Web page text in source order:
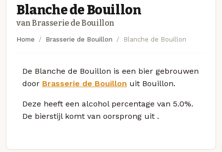
Blanche de Bouillon
van Brasserie de Bouillon
Home Brasserie de Bouillon Blanche de Bouillon
De Blanche de Bouillon is een bier gebrouwen
door Brasserie de Bouillon uit Bouillon.
Deze heeft een alcohol percentage van 5.0%.
De bierstijl komt van oorsprong uit .